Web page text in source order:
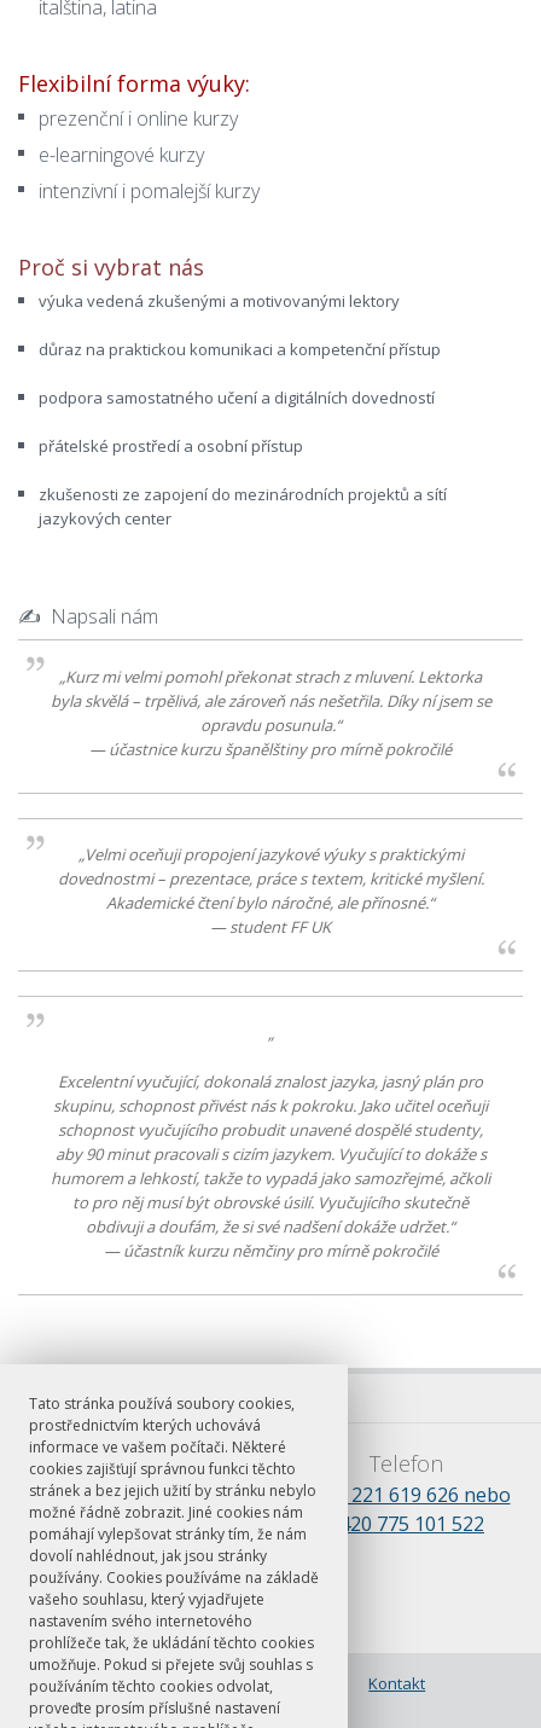
Tato stránka používá soubory cookies,
prostřednictvím kterých uchovává
informace ve vašem počítači. Některé
cookies zajišťují správnou funkci těchto
stránek a bez jejich užití by stránku nebylo
možné řádně zobrazit. Jiné cookies nám
pomáhají vylepšovat stránky tím, že nám
dovolí nahlédnout, jak jsou stránky
používány. Cookies používáme na základě
vašeho souhlasu, který vyjadřujete
nastavením svého internetového
prohlížeče tak, že ukládání těchto cookies
umožňuje. Pokud si přejete svůj souhlas s
používáním těchto cookies odvolat,
proveďte prosím příslušné nastavení
italština, latina
Flexibilní forma výuky:
prezenční i online kurzy
e-learningové kurzy
intenzivní i pomalejší kurzy
Proč si vybrat nás
výuka vedená zkušenými a motivovanými lektory
důraz na praktickou komunikaci a kompetenční přístup
podpora samostatného učení a digitálních dovedností
přátelské prostředí a osobní přístup
zkušenosti ze zapojení do mezinárodních projektů a sítí
jazykových center
✍️ Napsali nám
„Kurz mi velmi pomohl překonat strach z mluvení. Lektorka
byla skvělá – trpělivá, ale zároveň nás nešetřila. Díky ní jsem se
opravdu posunula.“
— účastnice kurzu španělštiny pro mírně pokročilé
„Velmi oceňuji propojení jazykové výuky s praktickými
dovednostmi – prezentace, práce s textem, kritické myšlení.
Akademické čtení bylo náročné, ale přínosné.“
— student FF UK
„
Excelentní vyučující, dokonalá znalost jazyka, jasný plán pro
skupinu, schopnost přivést nás k pokroku. Jako učitel oceňuji
schopnost vyučujícího probudit unavené dospělé studenty,
aby 90 minut pracovali s cizím jazykem. Vyučující to dokáže s
humorem a lehkostí, takže to vypadá jako samozřejmé, ačkoli
to pro něj musí být obrovské úsilí. Vyučujícího skutečně
obdivuji a doufám, že si své nadšení dokáže udržet.“
— účastník kurzu němčiny pro mírně pokročilé
E-mail
barbora.kosikova@ff.cuni.cz
Telefon
+420 221 619 626 nebo
+420 775 101 522
© FF UK 2026
Nabídka kurzů a
přihlašování
Kontakt